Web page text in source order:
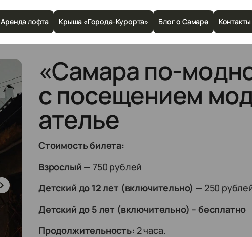
Аренда лофта Крыша «Города-Курорта» Блог о Самаре Контакты
«Самара по-
с посещением
ателье
Стоимость билета:
Взрослый — 750 рублей
Детский до 12 лет (включительно) — 250
Детский до 5 лет (включительно) – бесплатно
Продолжительность: 2 часа.